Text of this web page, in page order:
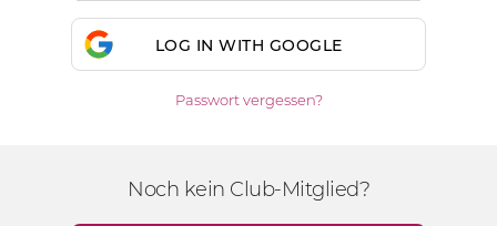
LOG IN WITH GOOGLE
Passwort vergessen?
Noch kein Club-Mitglied?